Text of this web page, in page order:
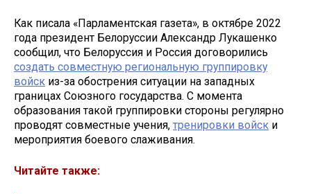
Как писала «Парламентская газета», в октябре 2022
года президент Белоруссии Александр Лукашенко
сообщил, что Белоруссия и Россия договорились
создать совместную региональную группировку
войск из-за обострения ситуации на западных
границах Союзного государства. С момента
образования такой группировки стороны регулярно
проводят совместные учения, тренировки войск и
мероприятия боевого слаживания.
Читайте также: